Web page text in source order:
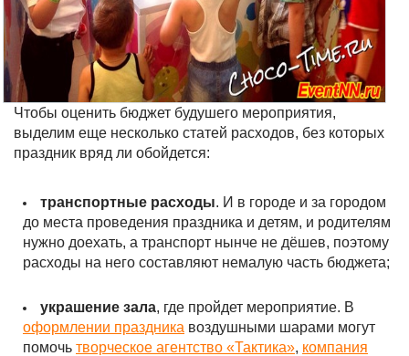
Чтобы оценить бюджет будушего мероприятия,
выделим еще несколько статей расходов, без которых
праздник вряд ли обойдется:
транспортные расходы. И в городе и за городом
до места проведения праздника и детям, и родителям
нужно доехать, а транспорт нынче не дёшев, поэтому
расходы на него составляют немалую часть бюджета;
украшение зала, где пройдет мероприятие. В
оформлении праздника воздушными шарами могут
помочь творческое агентство «Тактика», компания